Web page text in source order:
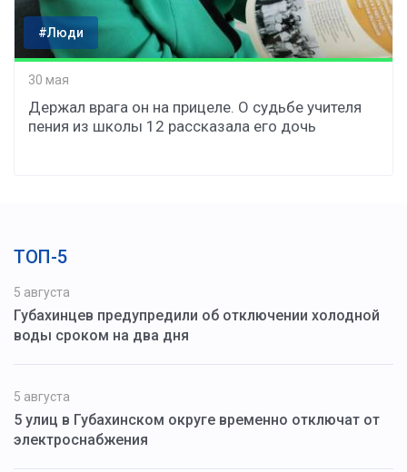
#Люди
30 мая
Держал врага он на прицеле. О судьбе учителя
пения из школы 12 рассказала его дочь
ТОП-5
5 августа
Губахинцев предупредили об отключении холодной
воды сроком на два дня
5 августа
5 улиц в Губахинском округе временно отключат от
электроснабжения